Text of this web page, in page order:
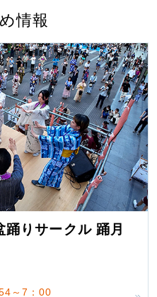
情報
りサークル 踊月
～7：00